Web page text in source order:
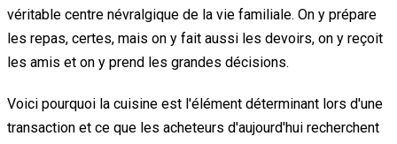
véritable centre névralgique de la vie familiale. On y prépare
les repas, certes, mais on y fait aussi les devoirs, on y reçoit
les amis et on y prend les grandes décisions.
Voici pourquoi la cuisine est l'élément déterminant lors d'une
transaction et ce que les acheteurs d'aujourd'hui recherchent